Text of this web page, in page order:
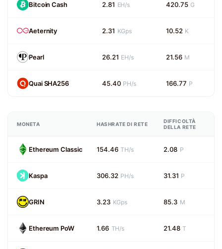
Bitcoin Cash 2.81 EH/s 420.75 G
Aeternity 2.31 KGps 10.52 K
Pearl 26.21 EH/s 21.56 M
Quai SHA256 45.40 PH/s 166.77 P
MONETA HASHRATE DI RETE
DIFFICOLTÀ
DELLA RETE
Ethereum Classic 154.46 TH/s 2.08 P
Kaspa 306.32 PH/s 31.31 P
GRIN 3.23 KGps 85.3 M
Ethereum PoW 1.66 TH/s 21.48 T